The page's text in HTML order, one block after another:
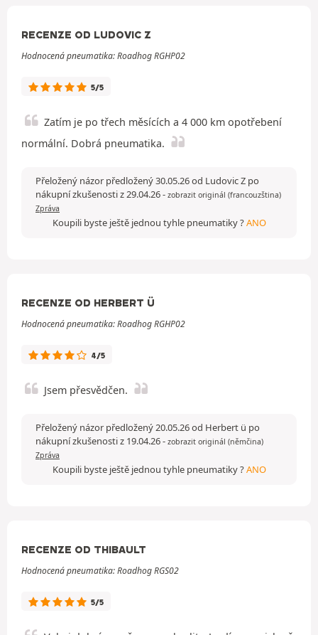
RECENZE OD LUDOVIC Z
Hodnocená pneumatika: Roadhog RGHP02
5/5
Zatím je po třech měsících a 4 000 km opotřebení
normální. Dobrá pneumatika.
Přeložený názor předložený 30.05.26 od Ludovic Z po
nákupní zkušenosti z 29.04.26- zobrazit originál (francouzština)
Zpráva
Koupili byste ještě jednou tyhle pneumatiky ?ANO
RECENZE OD HERBERT Ü
Hodnocená pneumatika: Roadhog RGHP02
4/5
Jsem přesvědčen.
Přeložený názor předložený 20.05.26 od Herbert ü po
nákupní zkušenosti z 19.04.26- zobrazit originál (němčina)
Zpráva
Koupili byste ještě jednou tyhle pneumatiky ?ANO
RECENZE OD THIBAULT
Hodnocená pneumatika: Roadhog RGS02
5/5